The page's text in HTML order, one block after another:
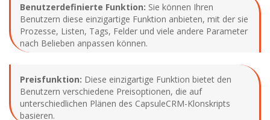
Benutzerdefinierte Funktion: Sie können Ihren
Benutzern diese einzigartige Funktion anbieten, mit der sie
Prozesse, Listen, Tags, Felder und viele andere Parameter
nach Belieben anpassen können.
Preisfunktion: Diese einzigartige Funktion bietet den
Benutzern verschiedene Preisoptionen, die auf
unterschiedlichen Plänen des CapsuleCRM-Klonskripts
basieren.